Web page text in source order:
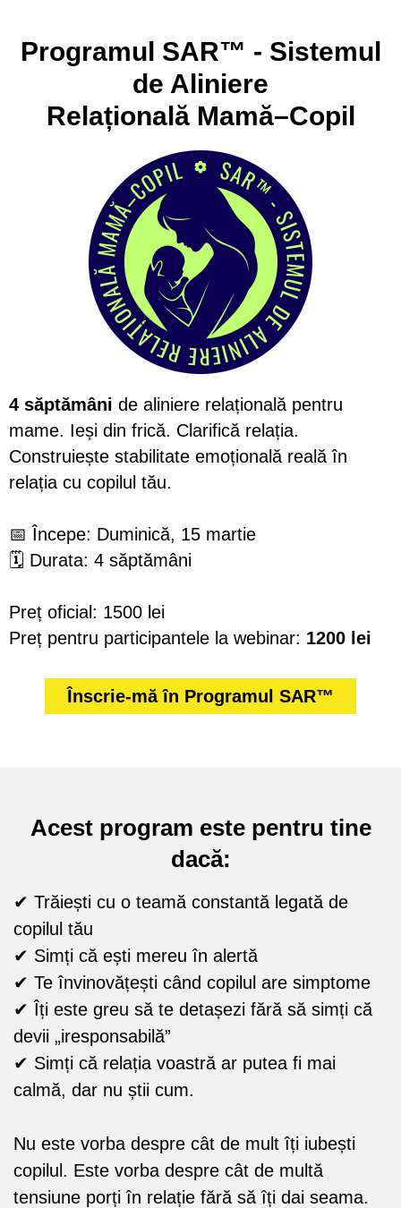
Programul SAR™ - Sistemul
de Aliniere
Relațională Mamă–Copil
4 săptămâni de aliniere relațională pentru
mame. Ieși din frică. Clarifică relația.
Construiește stabilitate emoțională reală în
relația cu copilul tău.
📅 Începe: Duminică, 15 martie
🗓️ Durata: 4 săptămâni
Preț oficial: 1500 lei
Preț pentru participantele la webinar: 1200 lei
Înscrie-mă în Programul SAR™
Acest program este pentru tine
dacă:
✔ Trăiești cu o teamă constantă legată de
copilul tău
✔ Simți că ești mereu în alertă
✔ Te învinovățești când copilul are simptome
✔ Îți este greu să te detașezi fără să simți că
devii „iresponsabilă”
✔ Simți că relația voastră ar putea fi mai
calmă, dar nu știi cum.
Nu este vorba despre cât de mult îți iubești
copilul. Este vorba despre cât de multă
tensiune porți în relație fără să îți dai seama.